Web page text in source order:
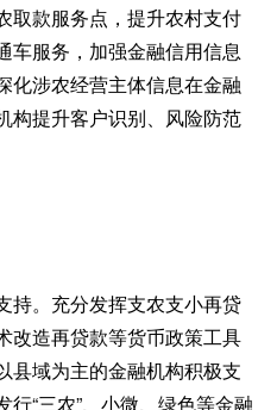
取款服务点，提升农村支付
车服务，加强金融信用信息
化涉农经营主体信息在金融
构提升客户识别、风险防范
持。充分发挥支农支小再贷
改造再贷款等货币政策工具
县域为主的金融机构积极支
“三农”、小微、绿色等金融